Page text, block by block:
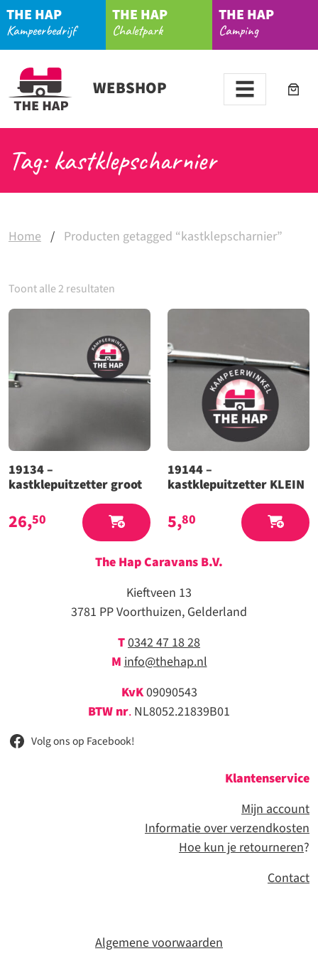
THE HAP
Kampeerbedrijf
THE HAP
Chaletpark
THE HAP
Camping
WEBSHOP
Tag: kastklepscharnier
Home / Producten getagged “kastklepscharnier”
Toont alle 2 resultaten
19134 –
kastklepuitzetter groot
26,50
19144 –
kastklepuitzetter KLEIN
5,80
The Hap Caravans B.V.
Kieftveen 13
3781 PP Voorthuizen, Gelderland
T0342 47 18 28
M info@thehap.nl
KvK09090543
BTW nr. NL8052.21839B01
Volg ons op Facebook!
Klantenservice
Mijn account
Informatie over verzendkosten
Hoe kun je retourneren?
Contact
Algemene voorwaarden